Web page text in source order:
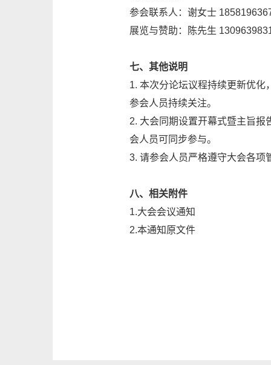
参会联系人：谢女士
展览与赞助：陈先生
七、其他说明
1. 本次分论坛议程持续更新优化
参会人员持续关注。
2. 大会同期设置开幕式暨主旨
会人员可同步参与。
3. 请参会人员严格遵守大会各项
八、相关附件
1.大会会议通知
2.本通知原文件